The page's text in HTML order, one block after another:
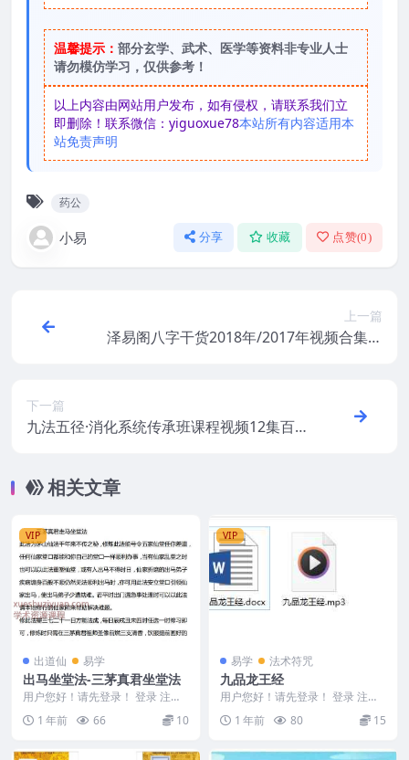
温馨提示： 部分玄学、武术、医学等资料非专业人士
请勿模仿学习，仅供参考！
以上内容由网站用户发布，如有侵权，请联系我们立
即删除！联系微信：yiguoxue78本站所有内容适用本
站免责声明
药公
小易 分享 收藏 点赞(0)
上一篇
泽易阁八字干货2018年/2017年视频合集视
下一篇
九法五径·消化系统传承班课程视频12集百度
相关文章
VIP
出道仙 易学
出马坐堂法-三茅真君坐堂法
用户您好！请先登录！ 登录 注册
出马坐堂法-三茅真君坐堂法 2503
58 1 年前 66 10
VIP
易学 法术符咒
九品龙王经
用户您好！请先登录！ 登录 注册
九品龙王经 2506116 九品龙王经
每天修炼...
1 年前 80 15